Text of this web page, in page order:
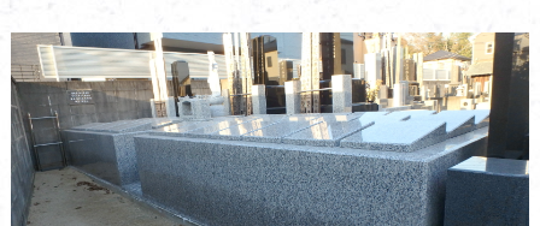
施工例
会社概要
お問い合わせ